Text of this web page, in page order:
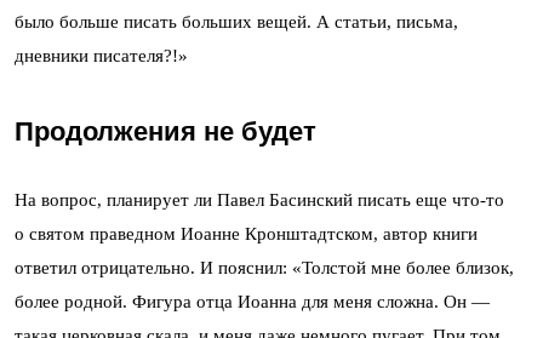
было больше писать больших вещей. А статьи, письма,
дневники писателя?!»
Продолжения не будет
На вопрос, планирует ли Павел Басинский писать еще что-то
о святом праведном Иоанне Кронштадтском, автор книги
ответил отрицательно. И пояснил: «Толстой мне более близок,
более родной. Фигура отца Иоанна для меня сложна. Он —